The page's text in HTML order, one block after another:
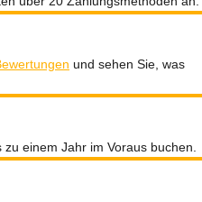
und sehen Sie, was
einem Jahr im Voraus buchen.